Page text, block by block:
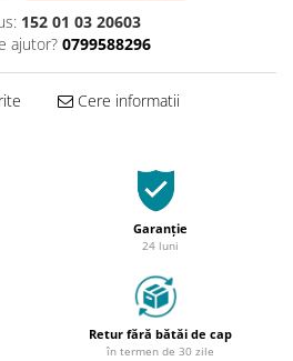
152 01 03 20603
ajutor? 0799588296
Cere informatii
Garanție
24 luni
Retur fără bătăi de cap
în termen de 30 zile